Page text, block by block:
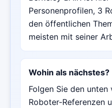
Personenprofilen, 3
den öffentlichen
meisten mit seiner
Wohin als nächstes?
Folgen Sie den
Roboter-Referenzen